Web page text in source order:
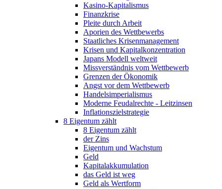
Kasino-Kapitalismus
Finanzkrise
Pleite durch Arbeit
Aporien des Wettbewerbs
Staatliches Krisenmanagement
Krisen und Kapitalkonzentration
Japans Modell weltweit
Missverständnis vom Wettbewerb
Grenzen der Ökonomik
Angst vor dem Wettbewerb
Handelsimperialismus
Moderne Feudalrechte - Leitzinsen
Inflationszielstrategie
8 Eigentum zählt
8 Eigentum zählt
der Zins
Eigentum und Wachstum
Geld
Kapitalakkumulation
das Geld ist weg
Geld als Wertform